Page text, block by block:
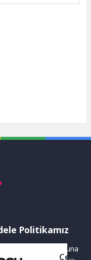
Politikamız
hazırlanır. Buna
Çerez